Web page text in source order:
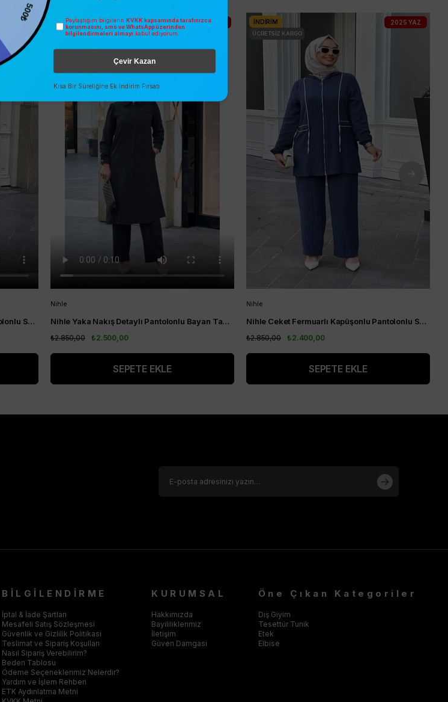
Nihle Ceket Fermuarlı Kapüşonlu Pantolonlu Spor Bayan Takım Siyah
2025 YAZ
Nihle
Nihle Yaka Nakış Detaylı Pantolonlu Bayan Takım Siyah
₺2.500,00
₺2.850,00
SEPETE EKLE
İNDIRIM
ÜCRETSIZ KARGO
2025 YAZ
Nihle
Nihle Ceket Fermuarlı Kapüşonlu Pantolonlu Spor Bayan Takım Lacivert
₺2.400,00
₺2.850,00
SEPETE EKLE
İNDIRIM
ÜCRETSIZ KARGO
2025 YAZ
BİLGİLENDİRME
İptal & İade Şartları
Mesafeli Satış Sözleşmesi
Güvenlik ve Gizlilik Politikası
Teslimat ve Sipariş Koşulları
Nasıl Sipariş Verebilirim?
Beden Tablosu
Ödeme Seçeneklerimiz Nelerdir?
Yardım ve İşlem Rehberi
ETK Aydınlatma Metni
KURUMSAL
Hakkımızda
Bayililiklerimiz
İletişim
Güven Damgası
Öne Çıkan Kategoriler
Dış Giyim
Tesettür Tunik
Etek
Elbise
500₺ Paylaştığım bilgilerin KVKK kapsamında tarafınızca
korunmasını, sms ve WhatsApp üzerinden
bilgilendirmeleri almayı kabul ediyorum.
Çevir Kazan
Kısa Bir Süreliğine Ek İndirim Fırsatı